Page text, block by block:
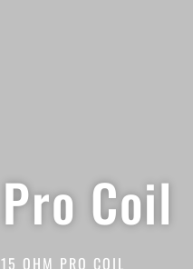
Coil
OHM PRO COIL